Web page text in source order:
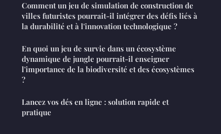
Comment un jeu de simulation de construction de
villes futuristes pourrait-il intégrer des défis liés à
la durabilité et à l'innovation technologique ?
En quoi un jeu de survie dans un écosystème
dynamique de jungle pourrait-il enseigner
l'importance de la biodiversité et des écosystèmes
?
Lancez vos dés en ligne : solution rapide et
pratique